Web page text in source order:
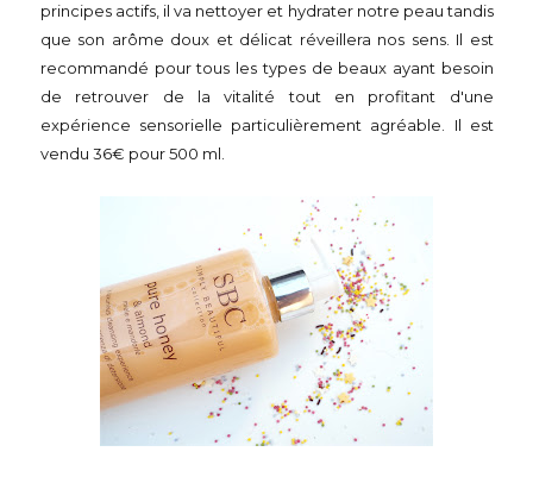
principes actifs, il va nettoyer et hydrater notre peau tandis
que son arôme doux et délicat réveillera nos sens. Il est
recommandé pour tous les types de beaux ayant besoin
de retrouver de la vitalité tout en profitant d'une
expérience sensorielle particulièrement agréable. Il est
vendu 36€ pour 500 ml.